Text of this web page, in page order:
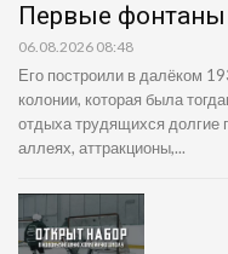
Первые
06.08.2026 08:48
Его построили в далёком
колонии, которая была
отдыха трудящихся долгие
аллеях, аттракционы,...